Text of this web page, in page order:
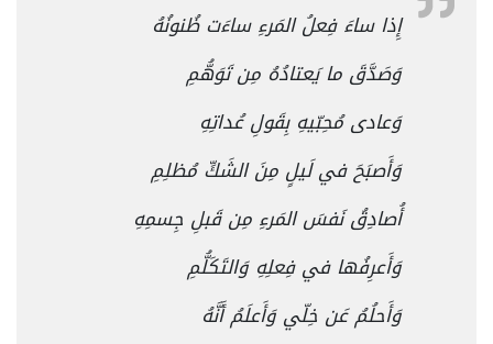
إِذا ساءَ فِعلُ المَرءِ ساءَت ظُنونُهُ
وَصَدَّقَ ما يَعتادُهُ مِن تَوَهُّمِ
وَعادى مُحِبّيهِ بِقَولِ عُداتِهِ
وَأَصبَحَ في لَيلٍ مِنَ الشَكِّ مُظلِمِ
أُصادِقُ نَفسَ المَرءِ مِن قَبلِ جِسمِهِ
وَأَعرِفُها في فِعلِهِ وَالتَكَلُّمِ
وَأَحلُمُ عَن خِلّي وَأَعلَمُ أَنَّهُ